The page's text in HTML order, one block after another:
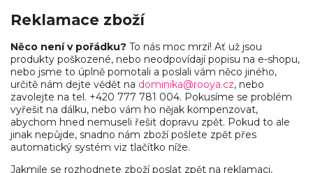
Reklamace zboží
Něco není v pořádku? To nás moc mrzí! Ať už jsou
produkty poškozené, nebo neodpovídají popisu na e-shopu,
nebo jsme to úplně pomotali a poslali vám něco jiného,
určitě nám dejte vědět na dominika@rooya.cz, nebo
zavolejte na tel. +420 777 781 004. Pokusíme se problém
vyřešit na dálku, nebo vám ho nějak kompenzovat,
abychom hned nemuseli řešit dopravu zpět. Pokud to ale
jinak nepůjde, snadno nám zboží pošlete zpět přes
automatický systém viz tlačítko níže.
Jakmile se rozhodnete zboží poslat zpět na reklamaci,